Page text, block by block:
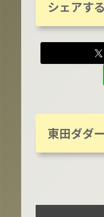
シェアする
東田ダダ